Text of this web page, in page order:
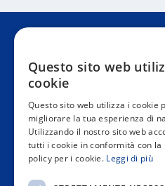
Informazione
Area privata
Questo sito web
cookie
Questo sito web utilizza i cookie
migliorare la tua esperienza di
Utilizzando il nostro sito web
tutti i cookie in conformità con la
policy per i cookie. Leggi di più